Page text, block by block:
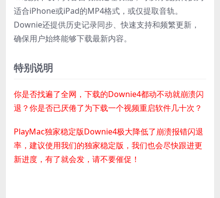
适合iPhone或iPad的MP4格式，或仅提取音轨。
Downie还提供历史记录同步、快速支持和频繁更新，
确保用户始终能够下载最新内容。
特别说明
你是否找遍了全网，下载的Downie4都动不动就崩溃闪
退？你是否已厌倦了为下载一个视频重启软件几十次？
PlayMac独家稳定版Downie4极大降低了崩溃报错闪退
率，建议使用我们的独家稳定版，我们也会尽快跟进更
新进度，有了就会发，请不要催促！